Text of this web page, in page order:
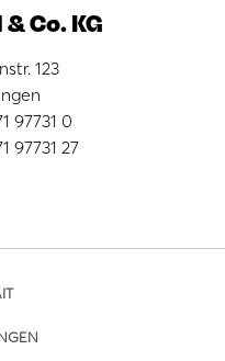
Co. KG
123
97731 0
97731 27